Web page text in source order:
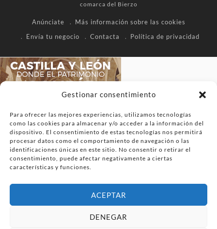
Gestionar consentimiento
Para ofrecer las mejores experiencias, utilizamos tecnologías
como las cookies para almacenar y/o acceder a la información del
dispositivo. El consentimiento de estas tecnologías nos permitirá
procesar datos como el comportamiento de navegación o las
identificaciones únicas en este sitio. No consentir o retirar el
consentimiento, puede afectar negativamente a ciertas
características y funciones.
ACEPTAR
DENEGAR
comarca del Bierzo
Anúnciate
Más información sobre las cookies
Envía tu negocio
Contacta Política de privacidad